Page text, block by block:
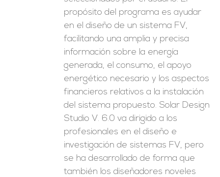
propósito del programa es ayudar
en el diseño de un sistema FV,
facilitando una amplia y precisa
información sobre la energía
generada, el consumo, el apoyo
energético necesario y los aspectos
financieros relativos a la instalación
del sistema propuesto. Solar Design
Studio V. 6.0 va dirigido a los
profesionales en el diseño e
investigación de sistemas FV, pero
se ha desarrollado de forma que
también los diseñadores noveles